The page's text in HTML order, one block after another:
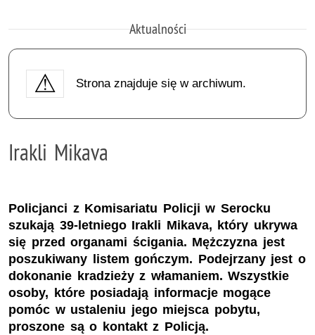
Aktualności
Strona znajduje się w archiwum.
Irakli Mikava
Policjanci z Komisariatu Policji w Serocku
szukają 39-letniego Irakli Mikava, który ukrywa
się przed organami ścigania. Mężczyzna jest
poszukiwany listem gończym. Podejrzany jest o
dokonanie kradzieży z włamaniem. Wszystkie
osoby, które posiadają informacje mogące
pomóc w ustaleniu jego miejsca pobytu,
proszone są o kontakt z Policją.